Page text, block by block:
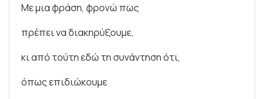
Με μια φράση, φρονώ πως
πρέπει να διακηρύξουμε,
κι από τούτη εδώ τη συνάντηση ότι,
όπως επιδιώκουμε